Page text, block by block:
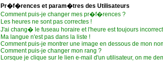
Pr�f�rences et param�tres des Utilisateurs
Comment puis-je changer mes pr�f�rences ?
Les heures ne sont pas correctes !
J'ai chang� le fuseau horaire et l'heure est toujours
Ma langue n'est pas dans la liste !
Comment puis-je montrer une image en dessous de mon
Comment puis-je changer mon rang ?
Lorsque je clique sur le lien e-mail d'un utilisateur, on me